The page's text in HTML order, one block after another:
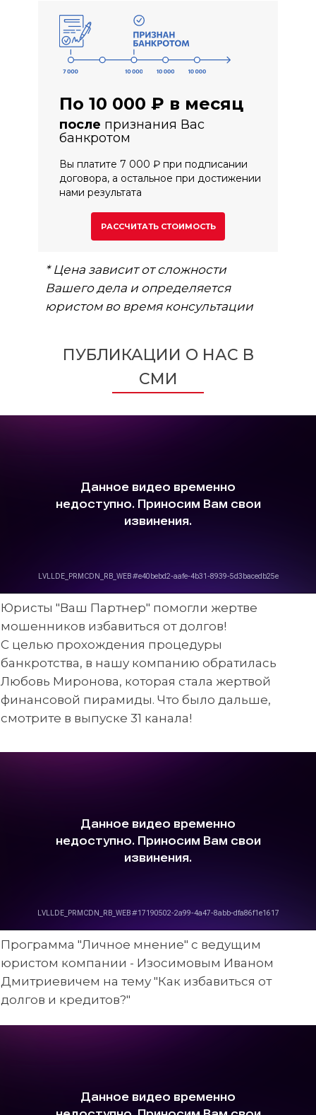
* Цена зависит от сложности
Вашего дела и определяется
юристом во время консультации
РАССЧИТАТЬ СТОИМОСТЬ
Вы платите 7 000 ₽ при подписании
договора, а остальное при достижении
нами результата
после признания Вас
банкротом
По 10 000 ₽ в месяц
ПУБЛИКАЦИИ О НАС В
СМИ
Юристы "Ваш Партнер" помогли жертве
мошенников избавиться от долгов!
С целью прохождения процедуры
банкротства, в нашу компанию обратилась
Любовь Миронова, которая стала жертвой
финансовой пирамиды. Что было дальше,
смотрите в выпуске 31 канала!
Программа "Личное мнение" с ведущим
юристом компании - Изосимовым Иваном
Дмитриевичем на тему "Как избавиться от
долгов и кредитов?"